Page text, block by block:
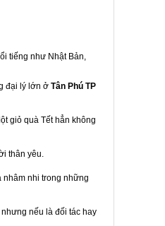
tiếng như Nhật Bản,
đại lý lớn ở Tân Phú TP
giỏ quà Tết hẳn không
thân yêu.
nhâm nhi trong những
nếu là đối tác hay